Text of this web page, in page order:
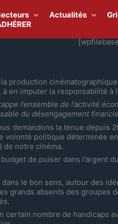
Actualités
production
à en imputer la responsabilité
l’ensemble de l’activité
du désengagement
demandons la tenue depuis
volonté politique déterminée
de notre cinéma.
de puiser dans
le bon sens, autour des
grands absents des groupes
certain nombre de handicaps